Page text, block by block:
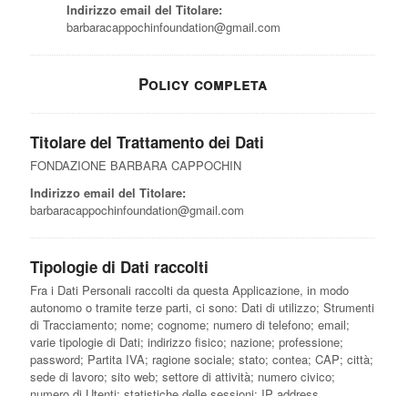
Indirizzo email del Titolare:
barbaracappochinfoundation@gmail.com
Policy completa
Titolare del Trattamento dei Dati
FONDAZIONE BARBARA CAPPOCHIN
Indirizzo email del Titolare:
barbaracappochinfoundation@gmail.com
Tipologie di Dati raccolti
Fra i Dati Personali raccolti da questa Applicazione, in modo
autonomo o tramite terze parti, ci sono: Dati di utilizzo; Strumenti
di Tracciamento; nome; cognome; numero di telefono; email;
varie tipologie di Dati; indirizzo fisico; nazione; professione;
password; Partita IVA; ragione sociale; stato; contea; CAP; città;
sede di lavoro; sito web; settore di attività; numero civico;